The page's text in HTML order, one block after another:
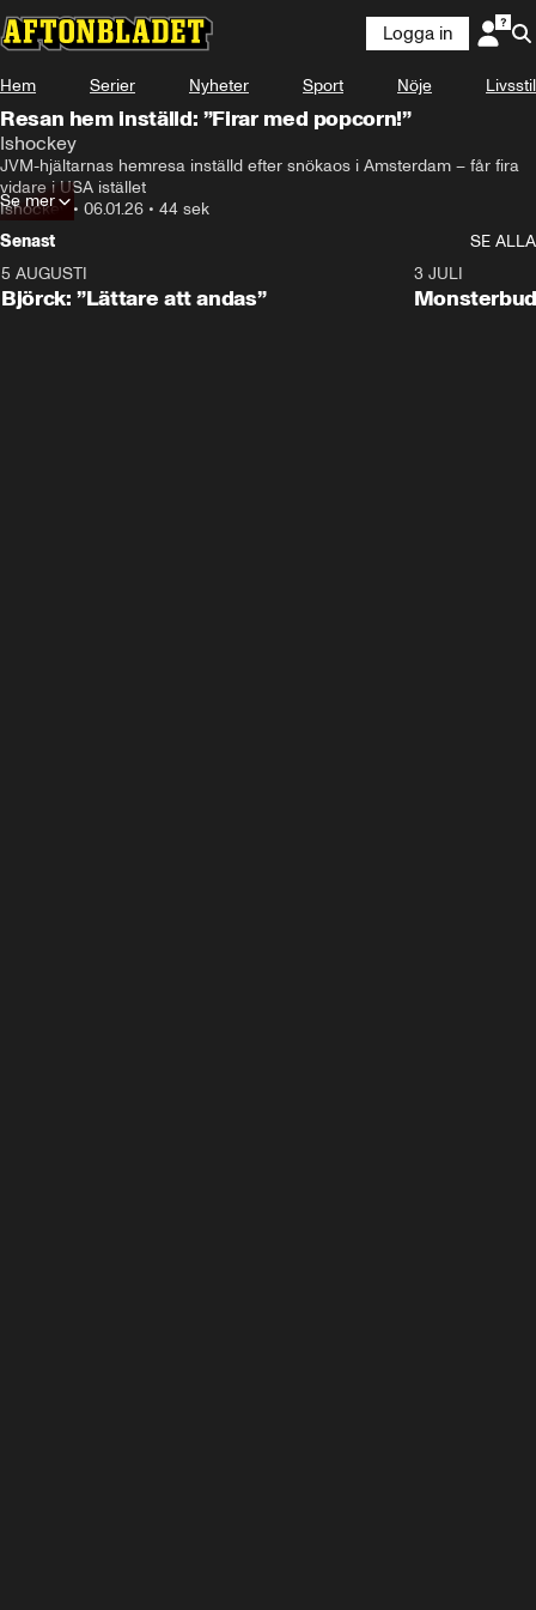
Logga in
Hem Serier Nyheter Sport Nöje Livsstil
Resan hem inställd: ”Firar med popcorn!”
Ishockey
JVM-hjältarnas hemresa inställd efter snökaos i Amsterdam – får fira
vidare i USA istället
Ishockey• 06.01.26 • 44 sek
Se mer
Senast
SE ALLA
5 AUGUSTI
Björck: ”Lättare att andas”
3 JULI